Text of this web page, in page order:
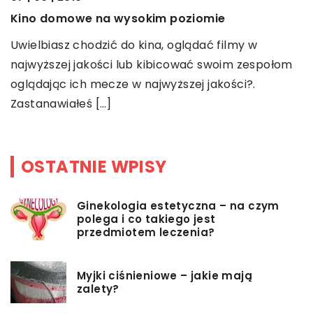
Kino domowe na wysokim poziomie
Uwielbiasz chodzić do kina, oglądać filmy w
najwyższej jakości lub kibicować swoim zespołom
oglądając ich mecze w najwyższej jakości?.
Zastanawiałeś […]
OSTATNIE WPISY
Ginekologia estetyczna – na czym
polega i co takiego jest
przedmiotem leczenia?
Myjki ciśnieniowe – jakie mają
zalety?